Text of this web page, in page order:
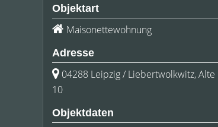
Objektart
Maisonettewohnung
Adresse
04288 Leipzig / Liebertwolkwitz,
10
Objektdaten